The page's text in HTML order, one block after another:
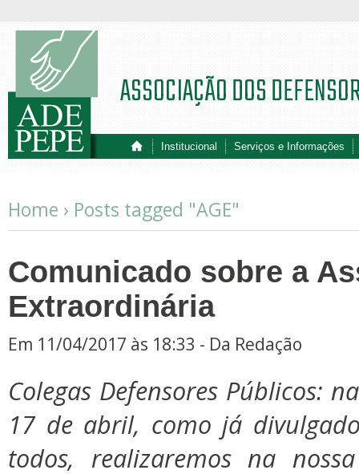
Institucional Serviços e Informações
ASSOCIAÇÃO DOS
Home › Posts tagged "AGE"
Comunicado sobre a
Extraordinária
Em 11/04/2017 às 18:33 - Da Redação
Colegas Defensores Públicos:
17 de abril, como já
todos, realizaremos na